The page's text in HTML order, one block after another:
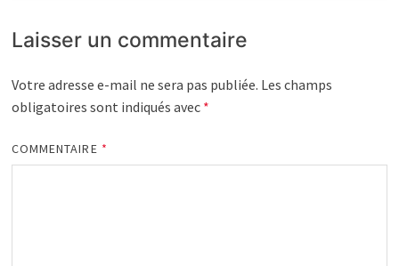
Laisser un commentaire
Votre adresse e-mail ne sera pas publiée. Les champs
obligatoires sont indiqués avec *
COMMENTAIRE *